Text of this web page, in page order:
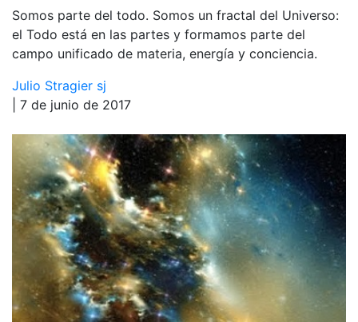
Somos parte del todo. Somos un fractal del Universo:
el Todo está en las partes y formamos parte del
campo unificado de materia, energía y conciencia.
Julio Stragier sj
| 7 de junio de 2017